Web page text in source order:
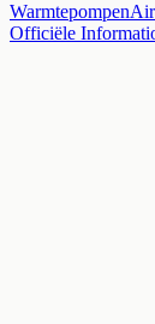
Warmtepompen
Officiële